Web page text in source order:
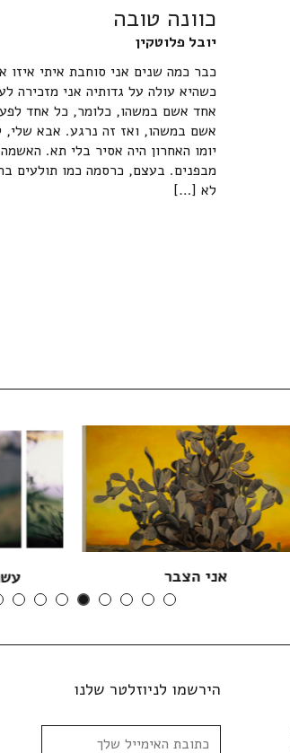
כוונה טובה
יובל פלוטקין
כבר כמה שנים אני סוחבת איתי איזו
כשהיא עולה על גדותיה אני מזכירה
אחד אשם במשהו, כלומר, כל אחד
אשם במשהו, ואז זה נרגע. אבא
יומו האחרון היה אסיר בלי תא.
מבפנים. בעצם, כרסמה כמו תולעים
לא […]
אני הצבר
הירשמו לניוזלטר שלנו